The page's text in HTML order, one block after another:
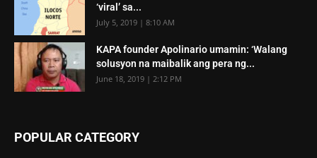
‘viral’ sa...
July 5, 2019 | 8:10 AM
KAPA founder Apolinario umamin: ‘Walang
solusyon na maibalik ang pera ng...
June 18, 2019 | 2:12 PM
POPULAR CATEGORY